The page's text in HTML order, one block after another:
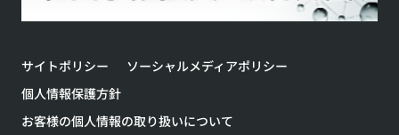
サイトポリシー
ソーシャルメディアポリシー
個人情報保護方針
お客様の個人情報の取り扱いについて